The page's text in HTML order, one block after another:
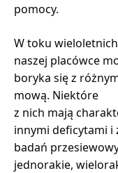
pomocy.
W toku
naszej placówce
boryka się z
mową. Niektóre
z nich mają
innymi deficytami i
badań
jednorakie,